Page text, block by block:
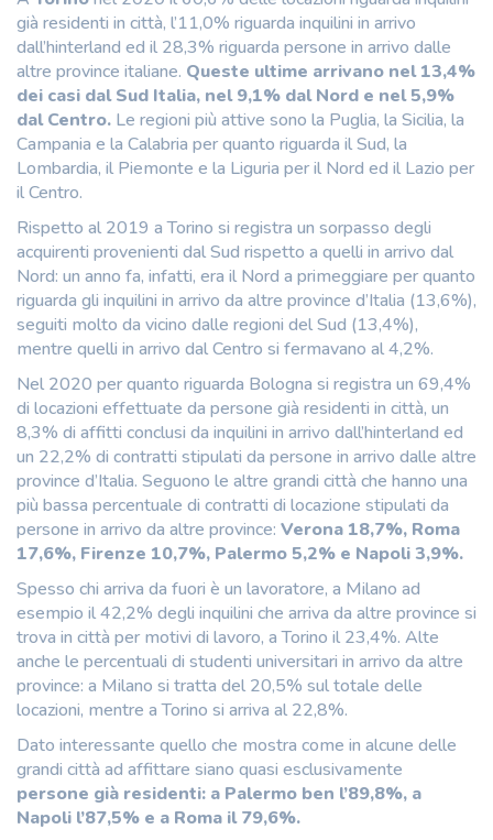
già residenti in città, l’11,0% riguarda inquilini in arrivo
dall’hinterland ed il 28,3% riguarda persone in arrivo dalle
altre province italiane. Queste ultime arrivano nel 13,4%
dei casi dal Sud Italia, nel 9,1% dal Nord e nel 5,9%
dal Centro. Le regioni più attive sono la Puglia, la Sicilia, la
Campania e la Calabria per quanto riguarda il Sud, la
Lombardia, il Piemonte e la Liguria per il Nord ed il Lazio per
il Centro.
Rispetto al 2019 a Torino si registra un sorpasso degli
acquirenti provenienti dal Sud rispetto a quelli in arrivo dal
Nord: un anno fa, infatti, era il Nord a primeggiare per quanto
riguarda gli inquilini in arrivo da altre province d’Italia (13,6%),
seguiti molto da vicino dalle regioni del Sud (13,4%),
mentre quelli in arrivo dal Centro si fermavano al 4,2%.
Nel 2020 per quanto riguarda Bologna si registra un 69,4%
di locazioni effettuate da persone già residenti in città, un
8,3% di affitti conclusi da inquilini in arrivo dall’hinterland ed
un 22,2% di contratti stipulati da persone in arrivo dalle altre
province d’Italia. Seguono le altre grandi città che hanno una
più bassa percentuale di contratti di locazione stipulati da
persone in arrivo da altre province: Verona 18,7%, Roma
17,6%, Firenze 10,7%, Palermo 5,2% e Napoli 3,9%.
Spesso chi arriva da fuori è un lavoratore, a Milano ad
esempio il 42,2% degli inquilini che arriva da altre province si
trova in città per motivi di lavoro, a Torino il 23,4%. Alte
anche le percentuali di studenti universitari in arrivo da altre
province: a Milano si tratta del 20,5% sul totale delle
locazioni, mentre a Torino si arriva al 22,8%.
Dato interessante quello che mostra come in alcune delle
grandi città ad affittare siano quasi esclusivamente
persone già residenti: a Palermo ben l’89,8%, a
Napoli l’87,5% e a Roma il 79,6%.